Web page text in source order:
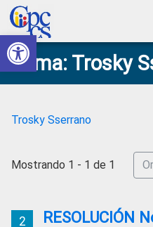
Abrir barra de
Skip
to
primary
navigation
Skip
to
main
content
Skip
to
primary
sidebar
Skip
to
footer
Consejo
de
Ciudadana
Control
Construyendo
Poder
Ciudadano
Tema: Trosky
Trosky Sserrano
Mostrando 1 - 1 de 1
2
RESOLUCIÓN